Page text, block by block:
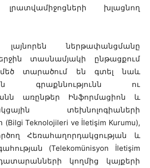
լրատվամիջոցների խլացնող
ներթափանցմանը
տասնամյակի ընթացքում
մեծ տարածում են գտել նաև
գրաքննությունն ու
առընթեր Ինֆորմացիոն և
տեխնոլոգիաների
Teknolojileri ve İletişim Kurumu),
Հեռահաղորդակցության և
(Telekomünisyon İletişim
դատարանների կողմից կայքերի